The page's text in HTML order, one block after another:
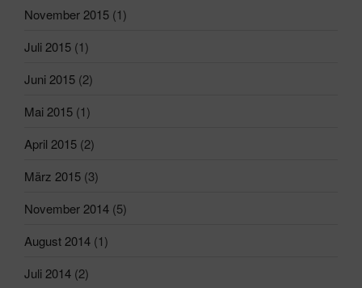
November 2015 (1)
Juli 2015 (1)
Juni 2015 (2)
Mai 2015 (1)
April 2015 (2)
März 2015 (3)
November 2014 (5)
August 2014 (1)
Juli 2014 (2)